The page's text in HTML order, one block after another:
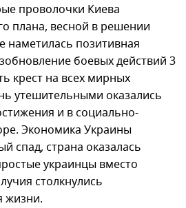
проволочки Киева
плана, весной в решении
наметилась позитивная
боевых действий 3
крест на всех мирных
утешительными оказались
и в социально-
Экономика Украины
спад, страна оказалась
украинцы вместо
столкнулись
жизни.